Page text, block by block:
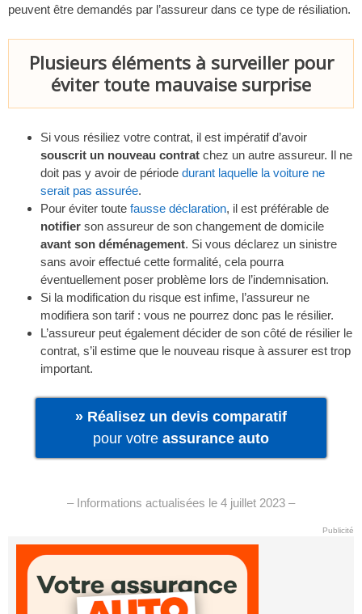
peuvent être demandés par l’assureur dans ce type de résiliation.
Plusieurs éléments à surveiller pour
éviter toute mauvaise surprise
Si vous résiliez votre contrat, il est impératif d’avoir
souscrit un nouveau contrat chez un autre assureur. Il ne
doit pas y avoir de période durant laquelle la voiture ne
serait pas assurée.
Pour éviter toute fausse déclaration, il est préférable de
notifier son assureur de son changement de domicile
avant son déménagement. Si vous déclarez un sinistre
sans avoir effectué cette formalité, cela pourra
éventuellement poser problème lors de l’indemnisation.
Si la modification du risque est infime, l’assureur ne
modifiera son tarif : vous ne pourrez donc pas le résilier.
L’assureur peut également décider de son côté de résilier le
contrat, s’il estime que le nouveau risque à assurer est trop
important.
» Réalisez un devis comparatif
pour votre assurance auto
– Informations actualisées le 4 juillet 2023 –
Publicité